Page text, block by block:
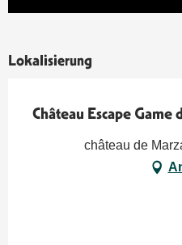
Lokalisierung
Château Escape Game
château de